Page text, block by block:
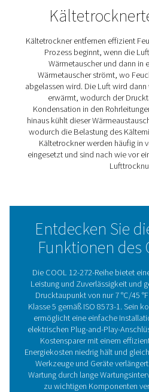
COOL 12-
nicht-zyklisch
Die COOL 12-272-
kostengünstige Lösung
Feuchtigkeit aus
Kompressor ist immer mit
Korrosion und Schäden
reduzieren die
Wasserabscheidern und
Verteidigungslinie,
ausgelegt und verwenden
sorgfältig ausgewählte
zuverlässige Ergebnisse
vertikalen Bauweise, der
wirtschaftlichen Betriebs
kostengünstige Lösung
Anwendungen.